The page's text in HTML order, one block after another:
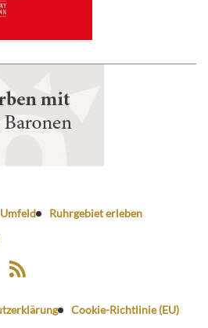
Ruhrgebiet erleben
Cookie-Richtlinie (EU)